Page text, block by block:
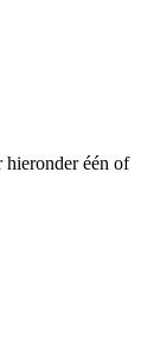
hieronder één of